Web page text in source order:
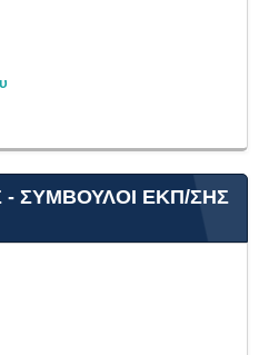
ΣΎΜΒΟΥΛΟΙ ΕΚΠ/ΣΗΣ